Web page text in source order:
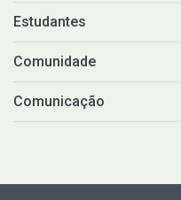
Estudantes
Comunidade
Comunicação